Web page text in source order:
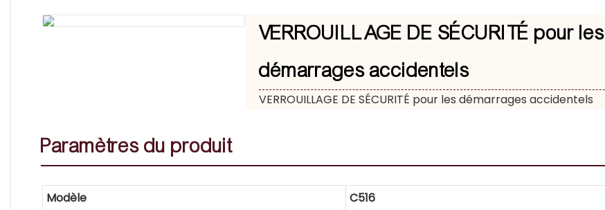
VERROUILLAGE DE SÉCURITÉ pour les
démarrages accidentels
VERROUILLAGE DE SÉCURITÉ pour les démarrages accidentels
Paramètres du produit
Modèle
C516